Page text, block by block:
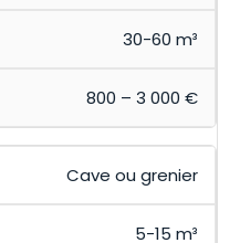
30-60 m³
800 – 3 000 €
Cave ou grenier
5-15 m³